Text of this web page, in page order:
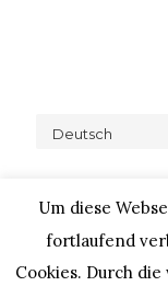
Deutsch
Um diese
fortlaufend
Cookies. Durch